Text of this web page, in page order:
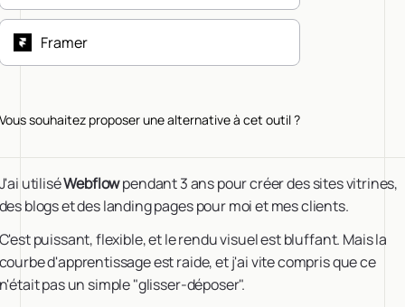
Framer
souhaitez proposer une alternative à cet outil ?
utiliséWebflowpendant 3 ans pour créer des sites vitrines,
blogs et des landing pages pour moi et mes clients.
puissant, flexible, et le rendu visuel est bluffant. Mais la
d'apprentissage est raide, et j'ai vite compris que ce
pas un simple "glisser-déposer".